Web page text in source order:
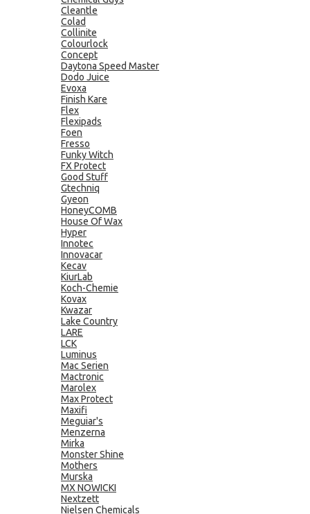
Cleantle
Colad
Collinite
Colourlock
Concept
Daytona Speed Master
Dodo Juice
Evoxa
Finish Kare
Flex
Flexipads
Foen
Fresso
Funky Witch
FX Protect
Good Stuff
Gtechniq
Gyeon
HoneyCOMB
House Of Wax
Hyper
Innotec
Innovacar
Kecav
KiurLab
Koch-Chemie
Kovax
Kwazar
Lake Country
LARE
LCK
Luminus
Mac Serien
Mactronic
Marolex
Max Protect
Maxifi
Meguiar's
Menzerna
Mirka
Monster Shine
Mothers
Murska
MX NOWICKI
Nextzett
Nielsen Chemicals